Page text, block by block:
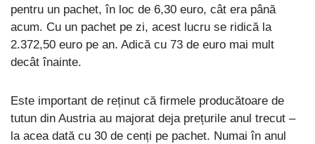
pentru un pachet, în loc de 6,30 euro, cât era până
acum. Cu un pachet pe zi, acest lucru se ridică la
2.372,50 euro pe an. Adică cu 73 de euro mai mult
decât înainte.
Este important de reținut că firmele producătoare de
tutun din Austria au majorat deja prețurile anul trecut –
la acea dată cu 30 de cenți pe pachet. Numai în anul